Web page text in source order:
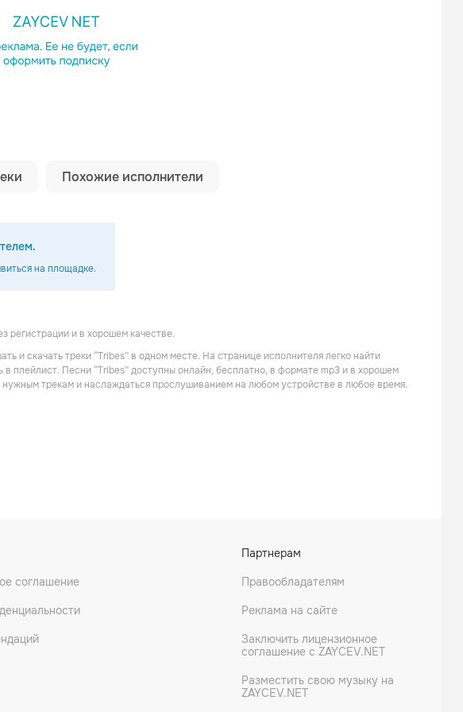
Копировать ссылку
Похожие исполнители
на площадке.
Ruuth
Поп
HARLOE
Альтернатива
регистрации и в хорошем качестве.
и скачать треки “Tribes” в одном месте. На странице исполнителя легко найти
плейлист. Песни “Tribes” доступны онлайн, бесплатно, в формате mp3 и в хорошем
нужным трекам и наслаждаться прослушиванием на любом устройстве в любое время.
соглашение
Партнерам
Правообладателям
Реклама на сайте
Заключить лицензионное
соглашение с ZAYCEV.NET
Разместить свою музыку на
ZAYCEV.NET